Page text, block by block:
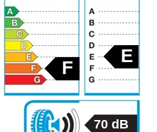
F
E
70 dB